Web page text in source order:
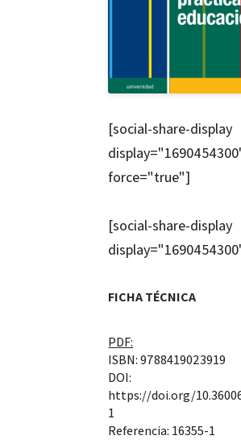
[social-share-display
force="true"]
[social-share-display
FICHA TÉCNICA
PDF:
ISBN: 9788419023919
DOI:
https://doi.org/
1
Referencia: 16355-1